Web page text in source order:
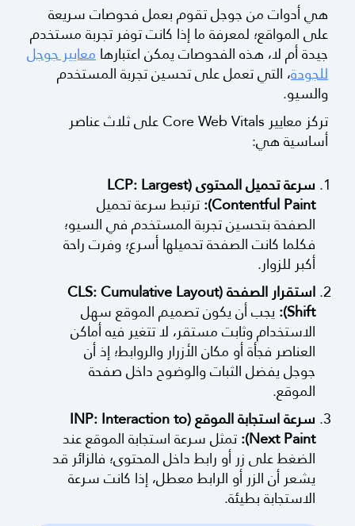
هي أدوات من جوجل تقوم بعمل فحوصات سريعة
على المواقع؛ لمعرفة ما إذا كانت توفر تجربة مستخدم
جيدة أم لا، هذه الفحوصات يمكن اعتبارهامعايير جوجل
للجودة، التي تعمل على تحسين تجربة المستخدم
والسيو.
تركز معايير Core Web Vitals على ثلاث عناصر
أساسية هي:
سرعة تحميل المحتوى (LCP: Largest
Contentful Paint): ترتبط سرعة تحميل
الصفحة بتحسين تجربة المستخدم في السيو؛
فكلما كانت الصفحة تحميلها أسرع؛ وفرت راحة
أكبر للزوار.
استقرار الصفحة (CLS: Cumulative Layout
Shift): يجب أن يكون تصميم الموقع سهل
الاستخدام وثابت مستقر، لا تتغير فيه أماكن
العناصر فجأة أو مكان الأزرار والروابط؛ إذ أن
جوجل يفضل الثبات والوضوح داخل صفحة
الموقع.
سرعة استجابة الموقع (INP: Interaction to
Next Paint): تمثل سرعة استجابة الموقع عند
الضغط على زر أو رابط داخل المحتوى؛ فالزائر قد
يشعر أن الزر أو الرابط معطل، إذا كانت سرعة
الاستجابة بطيئة.